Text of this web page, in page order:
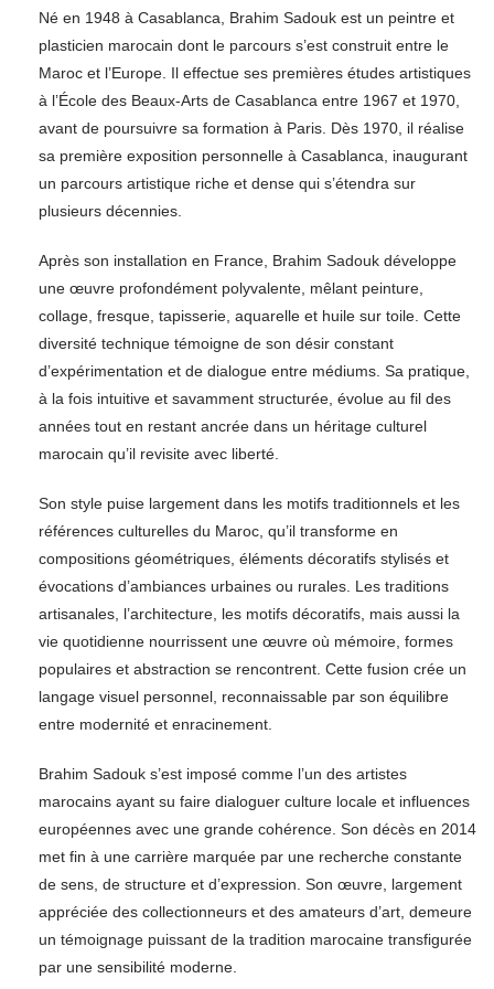
Né en 1948 à Casablanca, Brahim Sadouk est un peintre et
plasticien marocain dont le parcours s’est construit entre le
Maroc et l’Europe. Il effectue ses premières études artistiques
à l’École des Beaux-Arts de Casablanca entre 1967 et 1970,
avant de poursuivre sa formation à Paris. Dès 1970, il réalise
sa première exposition personnelle à Casablanca, inaugurant
un parcours artistique riche et dense qui s’étendra sur
plusieurs décennies.
Après son installation en France, Brahim Sadouk développe
une œuvre profondément polyvalente, mêlant peinture,
collage, fresque, tapisserie, aquarelle et huile sur toile. Cette
diversité technique témoigne de son désir constant
d’expérimentation et de dialogue entre médiums. Sa pratique,
à la fois intuitive et savamment structurée, évolue au fil des
années tout en restant ancrée dans un héritage culturel
marocain qu’il revisite avec liberté.
Son style puise largement dans les motifs traditionnels et les
références culturelles du Maroc, qu’il transforme en
compositions géométriques, éléments décoratifs stylisés et
évocations d’ambiances urbaines ou rurales. Les traditions
artisanales, l’architecture, les motifs décoratifs, mais aussi la
vie quotidienne nourrissent une œuvre où mémoire, formes
populaires et abstraction se rencontrent. Cette fusion crée un
langage visuel personnel, reconnaissable par son équilibre
entre modernité et enracinement.
Brahim Sadouk s’est imposé comme l’un des artistes
marocains ayant su faire dialoguer culture locale et influences
européennes avec une grande cohérence. Son décès en 2014
met fin à une carrière marquée par une recherche constante
de sens, de structure et d’expression. Son œuvre, largement
appréciée des collectionneurs et des amateurs d’art, demeure
un témoignage puissant de la tradition marocaine transfigurée
par une sensibilité moderne.